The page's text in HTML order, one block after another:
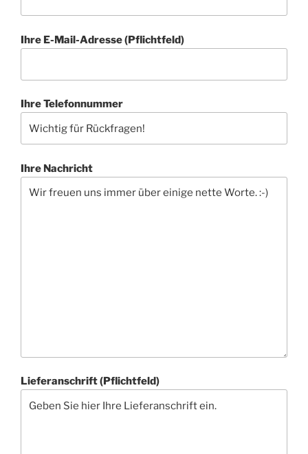
Ihre E-Mail-Adresse (Pflichtfeld)
Ihre Telefonnummer
Ihre Nachricht
Lieferanschrift (Pflichtfeld)